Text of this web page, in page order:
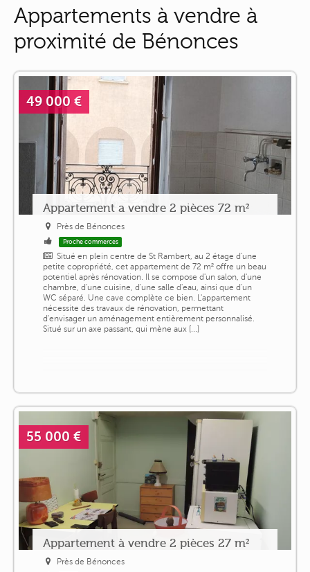
Appartements à vendre à
proximité de Bénonces
49 000 €
Appartement a vendre 2 pièces 72 m²
Près de Bénonces
Proche commerces
Situé en plein centre de St Rambert, au 2 étage d'une
petite copropriété, cet appartement de 72 m² offre un beau
potentiel après rénovation. Il se compose d'un salon, d'une
chambre, d'une cuisine, d'une salle d'eau, ainsi que d'un
WC séparé. Une cave complète ce bien. L'appartement
nécessite des travaux de rénovation, permettant
d'envisager un aménagement entièrement personnalisé.
Situé sur un axe passant, qui mène aux [...]
55 000 €
Appartement à vendre 2 pièces 27 m²
Près de Bénonces